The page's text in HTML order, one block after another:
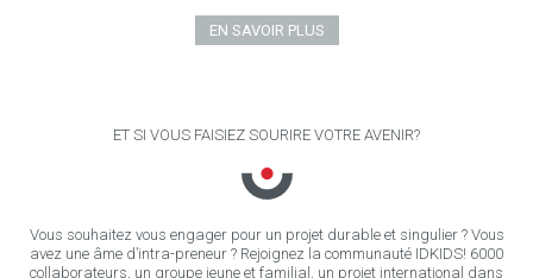
EN SAVOIR PLUS
ET SI VOUS FAISIEZ SOURIRE VOTRE AVENIR?
Vous souhaitez vous engager pour un projet durable et singulier ? Vous
avez une âme d’intra-preneur ? Rejoignez la communauté IDKIDS! 6000
collaborateurs, un groupe jeune et familial, un projet international dans